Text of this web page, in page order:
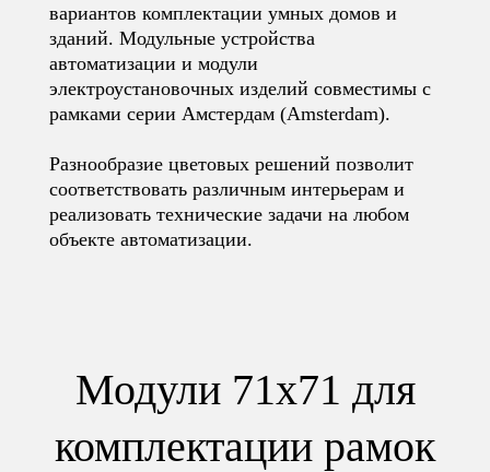
вариантов комплектации умных домов и
зданий. Модульные устройства
автоматизации и модули
электроустановочных изделий совместимы с
рамками серии Амстердам (Amsterdam).
Разнообразие цветовых решений позволит
соответствовать различным интерьерам и
реализовать технические задачи на любом
объекте автоматизации.
Модули 71x71 для
комплектации рамок